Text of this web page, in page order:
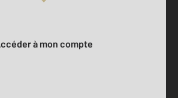
Accéder à mon compte